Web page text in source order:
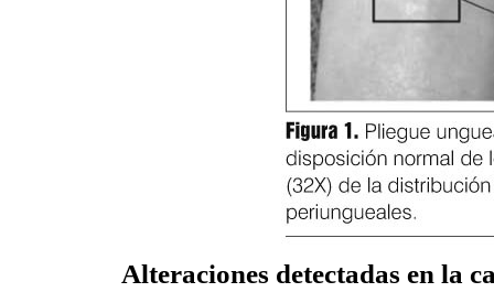
Alteraciones detectadas en la